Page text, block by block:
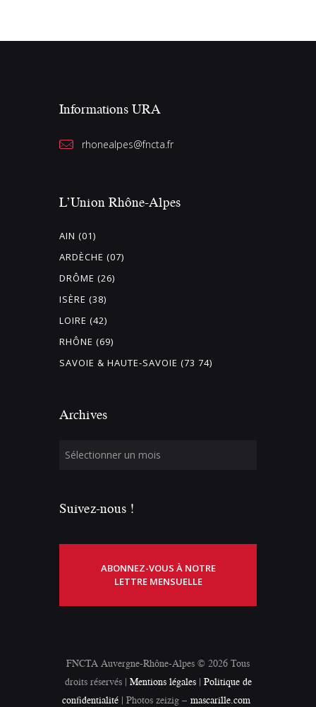
Informations URA
rhonealpes@fncta.fr
L’Union Rhône-Alpes
AIN (01)
ARDÈCHE (07)
DRÔME (26)
ISÈRE (38)
LOIRE (42)
RHÔNE (69)
SAVOIE & HAUTE-SAVOIE (73 74)
Archives
Suivez-nous !
ABONNEZ-VOUS À NOTRE
LETTRE MENSUELLE
FNCTA Auvergne-Rhône-Alpes © 2026 Tous
droits réservés | Mentions légales| Politique de
confidentialité | Photos zeizig – mascarille.com